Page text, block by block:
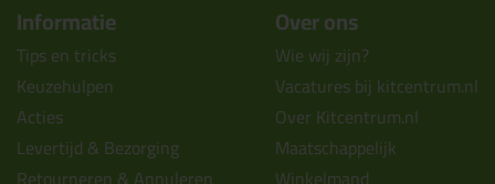
Informatie
Tips en tricks
Keuzehulpen
Acties
Levertijd & Bezorging
Over ons
Wie wij zijn?
Vacatures bij kitcentrum.nl
Over Kitcentrum.nl
Maatschappelijk